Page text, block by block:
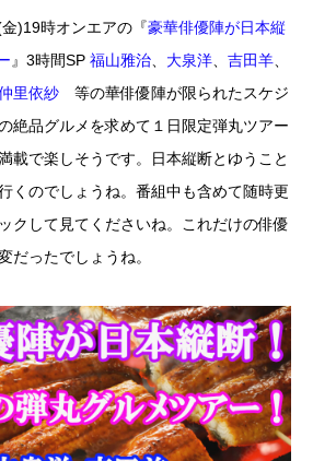
)19時オンエアの『豪華俳優陣が日本縦
』3時間SP 福山雅治 大泉洋 吉田羊
里依紗 等の華俳優陣が限られたスケジ
絶品グルメを求めて１日限定弾丸ツアー
載で楽しそうです。日本縦断とゆうこと
くのでしょうね。番組中も含めて随時更
クして見てくださいね。これだけの俳優
だったでしょうね。